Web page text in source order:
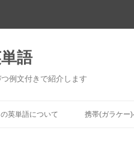
語
例文付きで紹介します
英単語について 携帯(ガラケー